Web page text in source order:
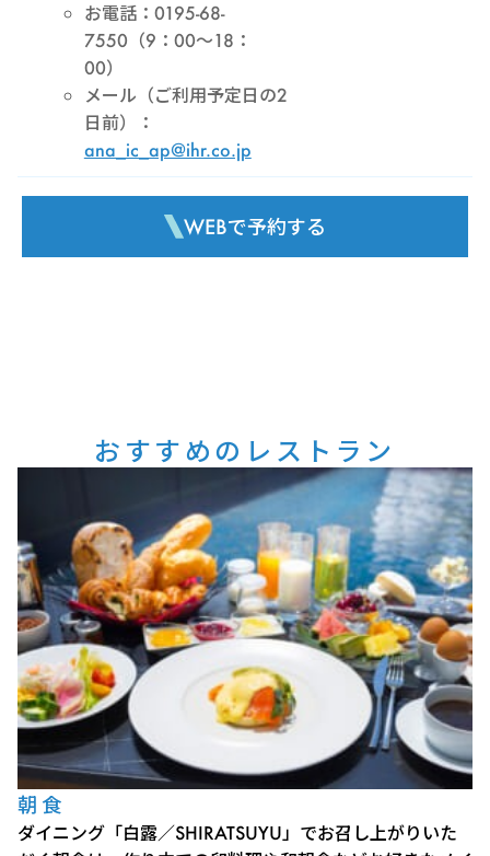
お電話：0195-68-
7550（9：00～18：
00）
メール（ご利用予定日の2
日前）：
ana_ic_ap@ihr.co.jp
WEBで予約する
おすすめのレストラン
朝食
ダイニング「白露／SHIRATSUYU」でお召し上がりいた